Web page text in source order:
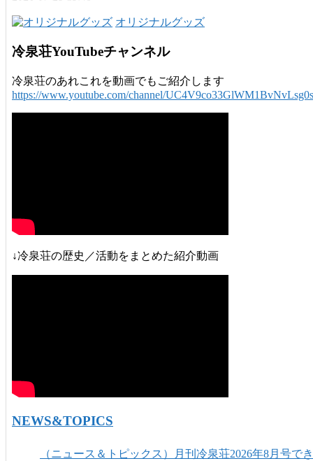
オリジナルグッズ
冷泉荘YouTubeチャンネル
冷泉荘のあれこれを動画でもご紹介します
https://www.youtube.com/channel/
↓冷泉荘の歴史／活動をまとめた紹介動画
NEWS&TOPICS
（ニュース＆トピックス）月刊冷泉荘2026年8月号でき